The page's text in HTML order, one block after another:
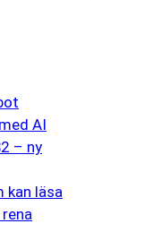
AI
– ny
kan läsa